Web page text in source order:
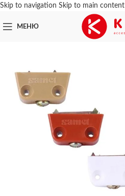
Skip to navigation Skip to main content
МЕНЮ